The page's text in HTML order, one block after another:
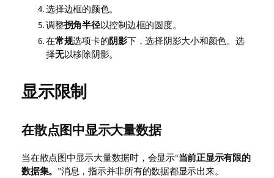
选择边框的颜色。
调整拐角半径以控制边框的圆度。
在常规选项卡的阴影下，选择阴影大小和颜色。选
择无以移除阴影。
显示限制
在散点图中显示大量数据
当在散点图中显示大量数据时，会显示“当前正显示有限的
数据集。 ”消息，指示并非所有的数据都显示出来。